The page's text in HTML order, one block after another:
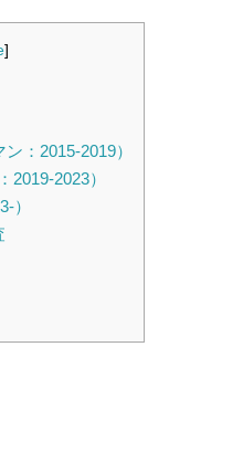
]
：2015-2019）
2023）
）